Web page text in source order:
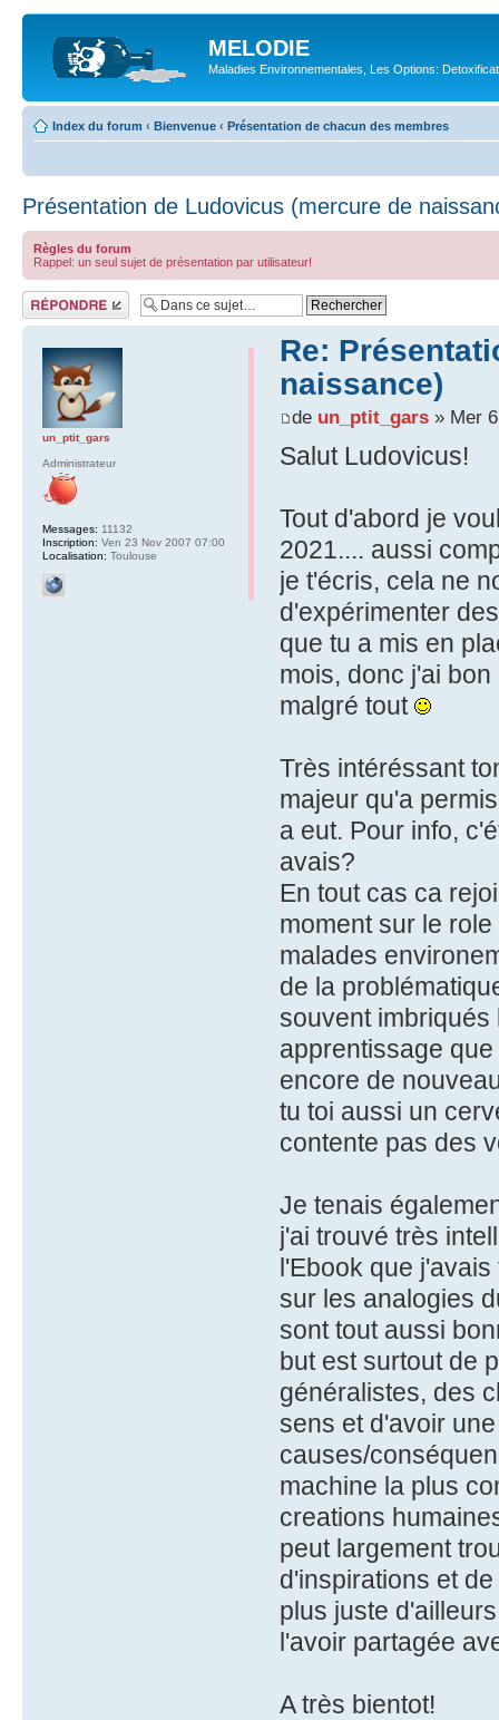
MELODIE
Maladies Environnementales, Les Options:
Index du forum ‹ Bienvenue ‹ Présentation de chacun des membres
Présentation de Ludovicus (mercure de
Règles du forum
Rappel: un seul sujet de présentation par utilisateur!
Répondre
Re:
naissance)
de un_ptit_gars» Mer 6
Salut Ludovicus!
Tout d'abord je
2021.... aussi
je t'écris, cela ne
d'expérimenter
que tu a mis en
mois, donc j'ai
malgré tout
Très intéréssant
majeur qu'a
a eut. Pour info,
avais?
En tout cas ca
moment sur le
malades
de la
souvent
apprentissage
encore de
tu toi aussi un
contente pas des
Je tenais
j'ai trouvé très
l'Ebook que
sur les analogies
sont tout aussi
but est surtout de
généralistes, des
sens et d'avoir
causes/
machine la plus
creations
peut largement
d'inspirations et
plus juste
l'avoir partagée
A très bientot!
un_ptit_gars
Administrateur
Messages: 11132
Inscription: Ven 23 Nov 2007 07:00
Localisation: Toulouse